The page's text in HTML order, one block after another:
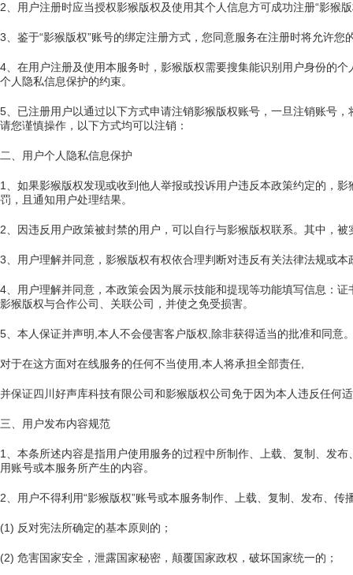
2、用户注册时应当授权影猴版权及使用其个人信息方可成功注册“影猴
3、鉴于“影猴版权”账号的绑定注册方式，您同意服务在注册时将允许
4、在用户注册及使用本服务时，影猴版权需要搜集能识别用户身份的
个人隐私信息保护的约束。
5、已注册用户以通过以下方式申请注销影猴版权账号，一旦注销账号
请您谨慎操作，以下方式均可以注销：
二、用户个人隐私信息保护
1、如果影猴版权发现或收到他人举报或投诉用户违反本政策约定的，
罚，且通知用户处理结果。
2、因违反用户政策被封禁的用户，可以自行与影猴版权联系。其中，
3、用户理解并同意，影猴版权有权依合理判断对违反有关法律法规或
4、用户理解并同意，本政策会因为展示技能和提现等功能填写信息：
影猴版权与合作公司、关联公司，并使之免受损害。
5、本人保证并声明,本人不会侵害客户版权,除非获得适当的批准和同意
对于在这方面对在线服务的任何不当使用,本人将承担全部责任,
并保证四川好声库科技有限公司和影猴版权公司免于因为本人违反任何
三、用户发布内容规范
1、本条所述内容是指用户使用服务的过程中所制作、上载、复制、发
用账号或本服务所产生的内容。
2、用户不得利用“影猴版权”账号或本服务制作、上载、复制、发布、
(1) 反对宪法所确定的基本原则的；
(2) 危害国家安全，泄露国家秘密，颠覆国家政权，破坏国家统一的；